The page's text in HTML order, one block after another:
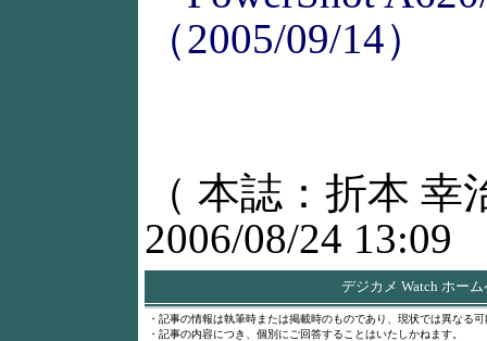
（2005/09/14）
（ 本誌：折本 幸
2006/08/24 13:09
デジカメ Watch ホー
・記事の情報は執筆時または掲載時のものであり、現状では異なる
・記事の内容につき、個別にご回答することはいたしかねます。